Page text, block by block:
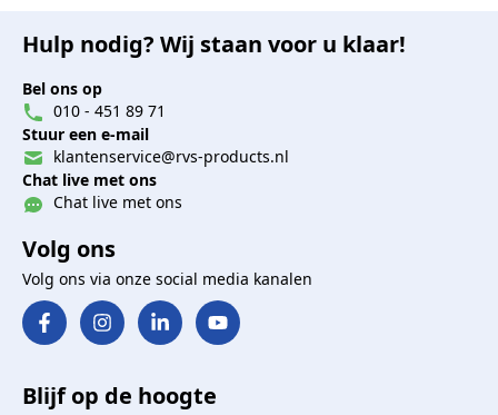
Hulp nodig? Wij staan voor u klaar!
Bel ons op
010 - 451 89 71
Stuur een e-mail
klantenservice@rvs-products.nl
Chat live met ons
Chat live met ons
Volg ons
Volg ons via onze social media kanalen
Blijf op de hoogte